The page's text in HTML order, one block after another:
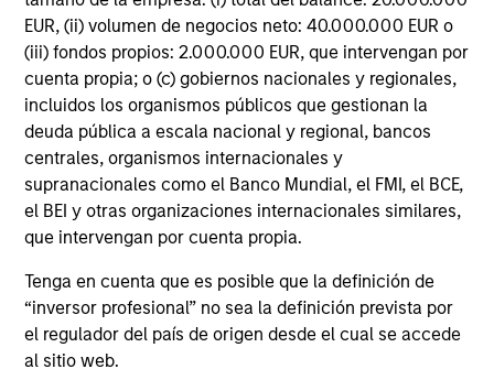
EUR, (ii) volumen de negocios neto: 40.000.000 EUR o
(iii) fondos propios: 2.000.000 EUR, que intervengan por
cuenta propia; o (c) gobiernos nacionales y regionales,
incluidos los organismos públicos que gestionan la
deuda pública a escala nacional y regional, bancos
centrales, organismos internacionales y
supranacionales como el Banco Mundial, el FMI, el BCE,
el BEI y otras organizaciones internacionales similares,
que intervengan por cuenta propia.
Tenga en cuenta que es posible que la definición de
“inversor profesional” no sea la definición prevista por
el regulador del país de origen desde el cual se accede
al sitio web.
May not represent all Team Members.
The information on this page is for informational
purposes only. The information contained herein does
not constitute and should not be construed as an
offering of advisory services or an offer to sell or a
solicitation of an offer to buy any securities in any
jurisdiction in which such offer or solicitation,
purchase or sale would be unlawful under the
All investing involves risks, including a loss of principal.
Please refer to the strategy detail page for important